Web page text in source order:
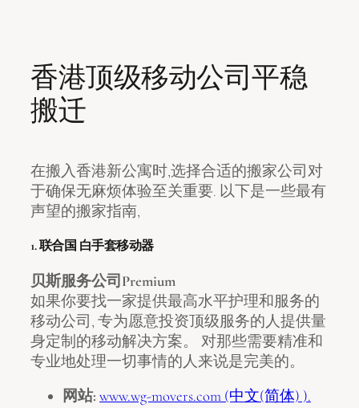
香港顶级移动公司平稳
搬迁
在搬入香港新公寓时,选择合适的搬家公司对
于确保无麻烦体验至关重要. 以下是一些最有
声望的搬家指南,
1. 联合国 白手套移动器
贝斯服务公司Premium
如果你要找一家提供最高水平护理和服务的
移动公司, 专为愿意投资顶级服务的人提供量
身定制的移动解决方案。 对那些需要精准和
专业地处理一切事情的人来说是完美的。
网站: www.wg-movers.com (中文(简体) ).